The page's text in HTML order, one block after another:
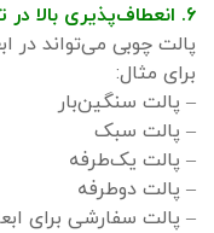
۶. انعطاف‌پذیری بالا در تولید
پالت چوبی می‌تواند در
برای مثال:
– پالت سنگین‌بار
– پالت سبک
– پالت یک‌طرفه
– پالت دوطرفه
– پالت سفارشی برای